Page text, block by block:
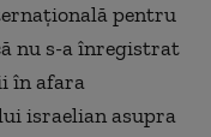
pentru
nu s-a înregistrat
în afara
israelian asupra